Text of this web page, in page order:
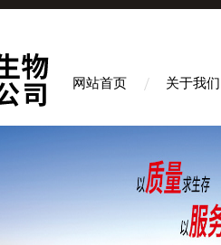
网站首页 关于我们